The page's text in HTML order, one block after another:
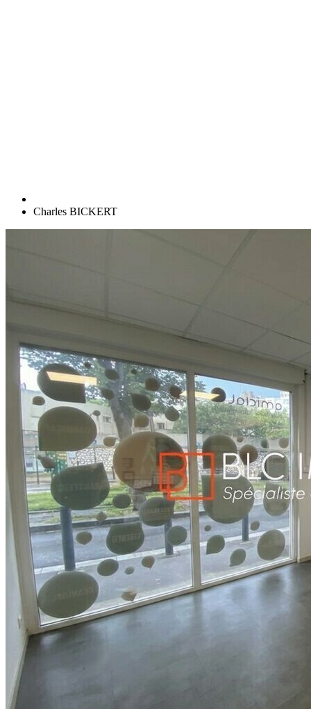
Charles BICKERT